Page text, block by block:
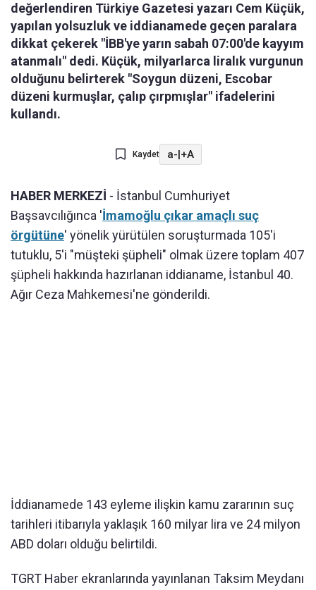
değerlendiren Türkiye Gazetesi yazarı Cem Küçük,
yapılan yolsuzluk ve iddianamede geçen paralara
dikkat çekerek "İBB'ye yarın sabah 07:00'de kayyım
atanmalı" dedi. Küçük, milyarlarca liralık vurgunun
olduğunu belirterek "Soygun düzeni, Escobar
düzeni kurmuşlar, çalıp çırpmışlar" ifadelerini
kullandı.
Kaydet a-|+A
HABER MERKEZİ - İstanbul Cumhuriyet
Başsavcılığınca 'İmamoğlu çıkar amaçlı suç
örgütüne' yönelik yürütülen soruşturmada 105'i
tutuklu, 5'i "müşteki şüpheli" olmak üzere toplam 407
şüpheli hakkında hazırlanan iddianame, İstanbul 40.
Ağır Ceza Mahkemesi'ne gönderildi.
İddianamede 143 eyleme ilişkin kamu zararının suç
tarihleri itibarıyla yaklaşık 160 milyar lira ve 24 milyon
ABD doları olduğu belirtildi.
TGRT Haber ekranlarında yayınlanan Taksim Meydanı